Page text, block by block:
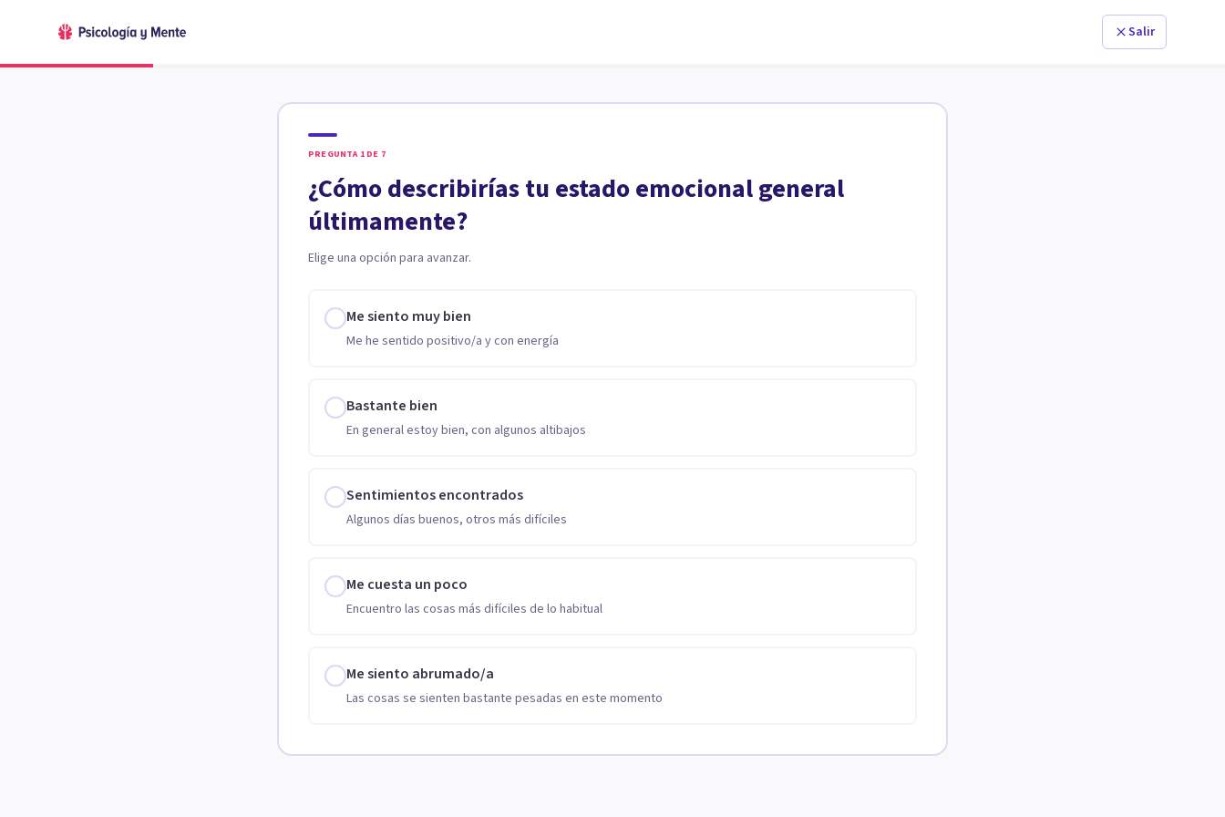
Salir
PREGUNTA 1 DE 7
¿Cómo describirías tu estado emocional general
últimamente?
Elige una opción para avanzar.
Me siento muy bien
Me he sentido positivo/a y con energía
Bastante bien
En general estoy bien, con algunos altibajos
Sentimientos encontrados
Algunos días buenos, otros más difíciles
Me cuesta un poco
Encuentro las cosas más difíciles de lo habitual
Me siento abrumado/a
Las cosas se sienten bastante pesadas en este momento